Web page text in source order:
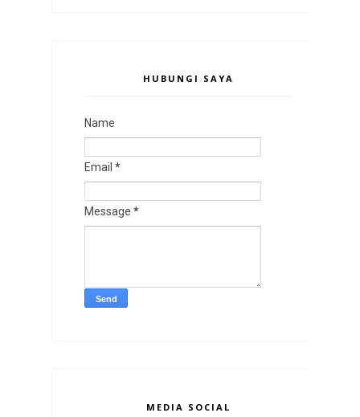
HUBUNGI SAYA
Name
Email *
Message *
MEDIA SOCIAL